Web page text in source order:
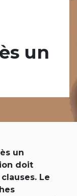
un
un
doit
Le